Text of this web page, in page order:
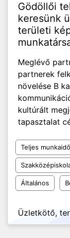
Gödöllői
keresünk
területi
Meglévő
partnerek
növelése B
kultúrált
tapasztalat
Teljes
Általános
Üzletkötő,